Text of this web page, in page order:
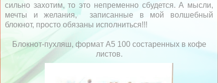
сильно захотим, то это непременно сбудется. А мысли,
мечты и желания, записанные в мой волшебный
блокнот, просто обязаны исполниться!!!
Блокнот-пухляш, формат А5 100 состаренных в кофе
листов.